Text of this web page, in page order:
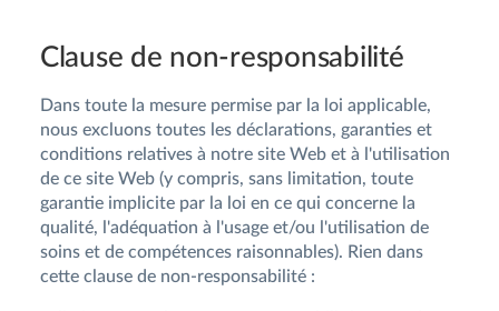
Clause de non-responsabilité
Dans toute la mesure permise par la loi applicable,
nous excluons toutes les déclarations, garanties et
conditions relatives à notre site Web et à l'utilisation
de ce site Web (y compris, sans limitation, toute
garantie implicite par la loi en ce qui concerne la
qualité, l'adéquation à l'usage et/ou l'utilisation de
soins et de compétences raisonnables). Rien dans
cette clause de non-responsabilité :